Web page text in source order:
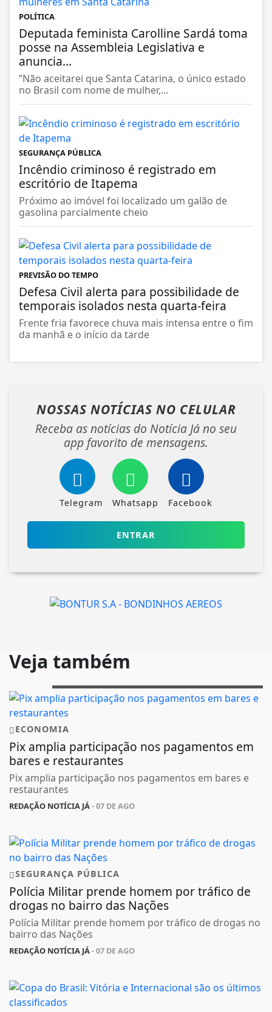
POLÍTICA
Deputada feminista Carolline Sardá toma
posse na Assembleia Legislativa e
anuncia...
”Não aceitarei que Santa Catarina, o único estado
no Brasil com nome de mulher,...
SEGURANÇA PÚBLICA
Incêndio criminoso é registrado em
escritório de Itapema
Próximo ao imóvel foi localizado um galão de
gasolina parcialmente cheio
PREVISÃO DO TEMPO
Defesa Civil alerta para possibilidade de
temporais isolados nesta quarta-feira
Frente fria favorece chuva mais intensa entre o fim
da manhã e o início da tarde
NOSSAS NOTÍCIAS NO CELULAR
Receba as notícias do Notícia Já no seu
app favorito de mensagens.
Telegram Whatsapp Facebook
ENTRAR
Veja também
ECONOMIA
Pix amplia participação nos pagamentos em
bares e restaurantes
Pix amplia participação nos pagamentos em bares e
restaurantes
REDAÇÃO NOTÍCIA JÁ- 07 DE AGO
SEGURANÇA PÚBLICA
Polícia Militar prende homem por tráfico de
drogas no bairro das Nações
Polícia Militar prende homem por tráfico de drogas no
bairro das Nações
REDAÇÃO NOTÍCIA JÁ- 07 DE AGO